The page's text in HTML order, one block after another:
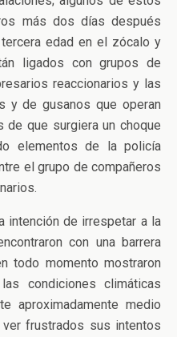
más dos días después
edad en el zócalo y
ligados con grupos de
reaccionarios y las
y de gusanos que operan
de que surgiera un choque
elementos de la policía
el grupo de compañeros
intención de irrespetar a la
con una barrera
todo momento mostraron
condiciones climáticas
aproximadamente medio
frustrados sus intentos